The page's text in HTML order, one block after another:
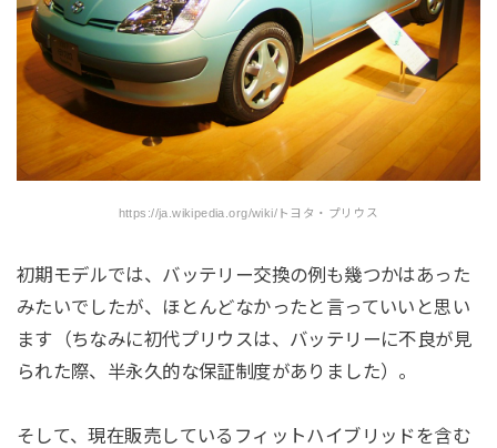
https://ja.wikipedia.org/wiki/トヨタ・プリウス
初期モデルでは、バッテリー交換の例も幾つかはあった
みたいでしたが、ほとんどなかったと言っていいと思い
ます（ちなみに初代プリウスは、バッテリーに不良が見
られた際、半永久的な保証制度がありました）。
そして、現在販売しているフィットハイブリッドを含む